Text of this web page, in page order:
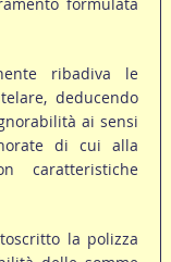
formulata
ribadiva le
deducendo
ai sensi
di cui alla
caratteristiche
la polizza